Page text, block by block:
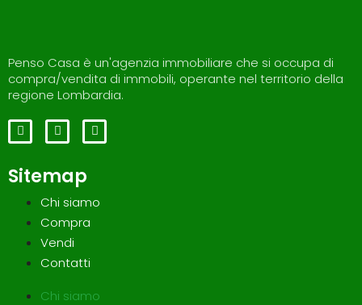
Penso Casa è un'agenzia immobiliare che si occupa di
compra/vendita di immobili, operante nel territorio della
regione Lombardia.
Sitemap
Chi siamo
Compra
Vendi
Contatti
Chi siamo